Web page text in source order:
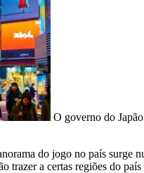
O governo do
do jogo no país surge
trazer a certas regiões do